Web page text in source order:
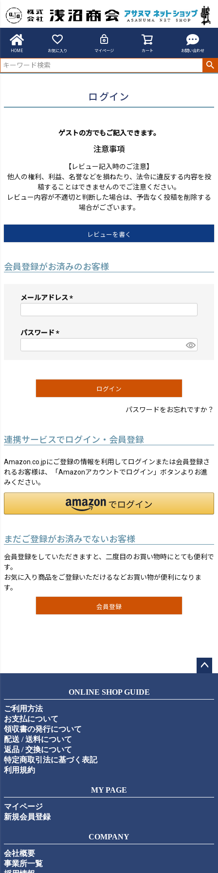
HOME お気に入り マイページ カート お問い合わせ
アサヌマネットショップ
ログイン
ゲストの方でもご記入できます。
注意事項
【レビュー記入時のご注意】
他人の権利、利益、名誉などを損ねたり、法令に違反する内容を投
稿することはできませんのでご注意ください。
レビュー内容が不適切と判断した場合は、予告なく投稿を削除する
場合がございます。
レビューを書く
会員登録がお済みのお客様
メールアドレス
須)
パスワード
須)
ログイン
パスワードをお忘れですか？
連携サービスでログイン・会員登録
Amazon.co.jpにご登録の情報を利用してログインまたは会員登録さ
れるお客様は、「Amazonアカウントでログイン」ボタンよりお進
みください。
まだご登録がお済みでないお客様
会員登録をしていただきますと、二度目のお買い物時にとても便利で
す。
お気に入り商品をご登録いただけるなどお買い物が便利になりま
す。
会員登録
ップ
ONLINE SHOP GUIDE
ご利用方法
お支払について
領収書の発行について
配送 / 送料について
返品 / 交換について
特定商取引法に基づく表記
利用規約
MY PAGE
マイページ
新規会員登録
COMPANY
会社概要
事業所一覧